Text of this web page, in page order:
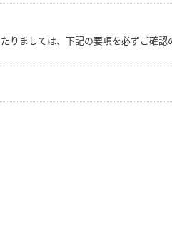
りましては、下記の要項を必ずご確